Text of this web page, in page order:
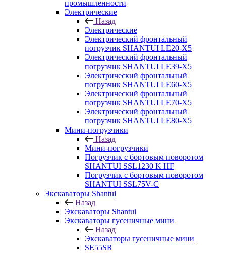
промышленности
Электрические
Назад
Электрические
Электрический фронтальный
погрузчик SHANTUI LE20-X5
Электрический фронтальный
погрузчик SHANTUI LE39-X5
Электрический фронтальный
погрузчик SHANTUI LE60-X5
Электрический фронтальный
погрузчик SHANTUI LE70-X5
Электрический фронтальный
погрузчик SHANTUI LE80-X5
Мини-погрузчики
Назад
Мини-погрузчики
Погрузчик с бортовым поворотом
SHANTUI SSL1230 K HF
Погрузчик с бортовым поворотом
SHANTUI SSL75V-C
Экскаваторы Shantui
Назад
Экскаваторы Shantui
Экскаваторы гусеничные мини
Назад
Экскаваторы гусеничные мини
SE55SR